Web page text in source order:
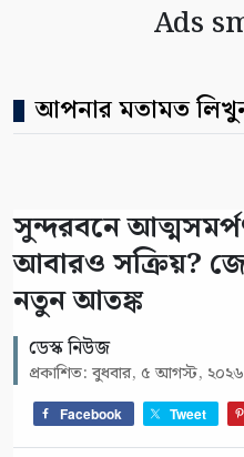
Ads
আপনার মতামত
সুন্দরবনে
আবারও সক্রিয়?
নতুন আতঙ্ক
ডেস্ক নিউজ
প্রকাশিত: বুধবার, ৫ আগস্ট,
Facebook Tweet